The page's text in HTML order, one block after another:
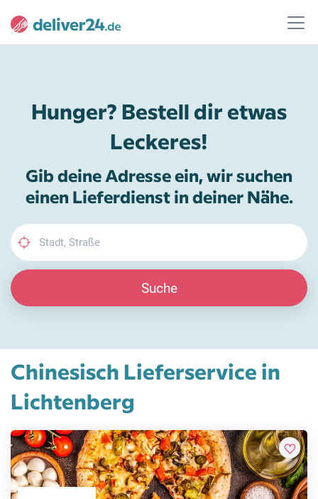
Hunger? Bestell dir etwas
Leckeres!
Gib deine Adresse ein, wir suchen
einen Lieferdienst in deiner Nähe.
Suche
Chinesisch Lieferservice in
Lichtenberg